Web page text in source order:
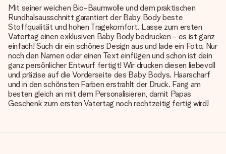
Mit seiner weichen Bio-Baumwolle und dem praktischen
Rundhalsausschnitt garantiert der Baby Body beste
Stoffqualität und hohen Tragekomfort. Lasse zum ersten
Vatertag einen exklusiven Baby Body bedrucken - es ist ganz
einfach! Such dir ein schönes Design aus und lade ein Foto. Nur
noch den Namen oder einen Text einfügen und schon ist dein
ganz persönlicher Entwurf fertigt! Wir drucken diesen liebevoll
und präzise auf die Vorderseite des Baby Bodys. Haarscharf
und in den schönsten Farben erstrahlt der Druck. Fang am
besten gleich an mit dem Personalisieren, damit Papas
Geschenk zum ersten Vatertag noch rechtzeitig fertig wird!